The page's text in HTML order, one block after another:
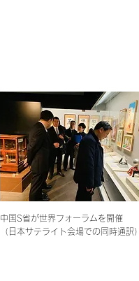
中国S省が世界フォーラムを開催
（日本サテライト会場での同時通訳）